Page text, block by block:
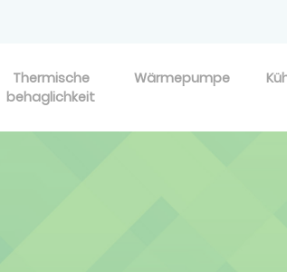
Thermische
behaglichkeit
Wärmepumpe